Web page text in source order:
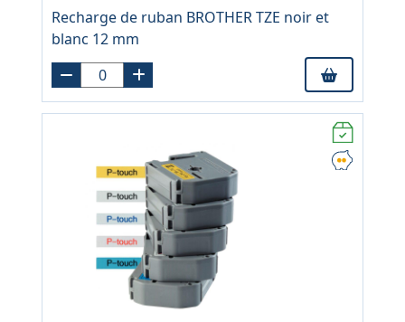
Recharge de ruban BROTHER TZE noir et
blanc 12 mm